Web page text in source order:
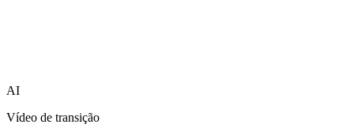
AI
Vídeo de transição